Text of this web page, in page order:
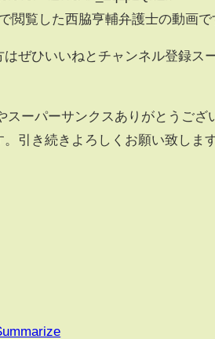
閲覧した西脇亨輔弁護士の動画で
ぜひいいねとチャンネル登録ス
スーパーサンクスありがとうご
引き続きよろしくお願い致しま